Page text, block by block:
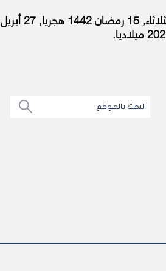
الثلاثاء, 15 رمضان 1442 هجريا, 27 أبريل
ميلاديا.